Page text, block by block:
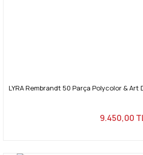
LYRA Rembrandt 50 Parça Polycolor &
9.450,00